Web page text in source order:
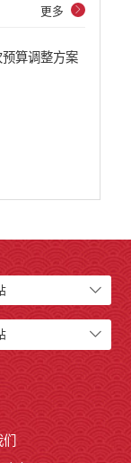
算调整方案
更多